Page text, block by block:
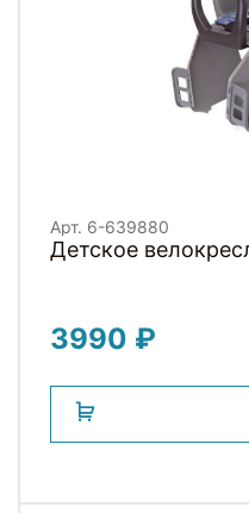
Арт. 6-639880
Детское
3990 ₽